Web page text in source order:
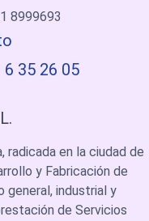
8999693
6 35 26 05
radicada en la ciudad de
y Fabricación de
industrial y
de Servicios